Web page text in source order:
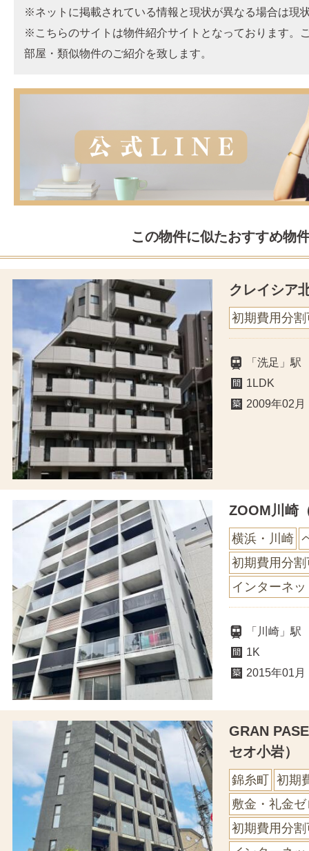
※ネットに掲載されている情報と現状が異なる場合は現
※こちらのサイトは物件紹介サイトとなっております。
部屋・類似物件のご紹介を致します。
この物件に似たおすすめ物
クレイシア
初期費用分割
「洗足」
1LDK
2009年02月
ZOOM川崎
横浜・川崎
初期費用分割
インターネ
「川崎」
1K
2015年01月
GRAN
セオ小岩）
錦糸町
初期
敷金・礼金ゼ
初期費用分割